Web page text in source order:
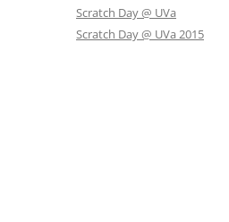
Scratch Day @ UVa
Scratch Day @ UVa 2015